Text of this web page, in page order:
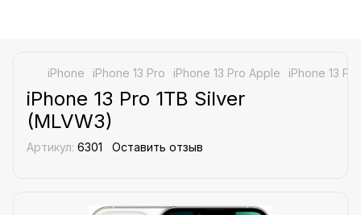
iPhone iPhone 13 Pro iPhone 13 Pro Apple iPhone 13
iPhone 13 Pro 1TB Silver
(MLVW3)
Артикул: 6301 Оставить отзыв